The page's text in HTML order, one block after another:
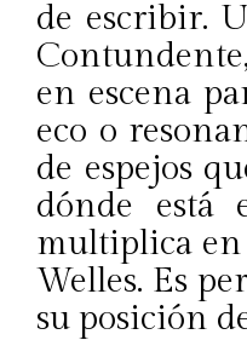
de escribir.
en escena
eco o
de espejos
dónde
multiplica en
Welles. Es
su posición